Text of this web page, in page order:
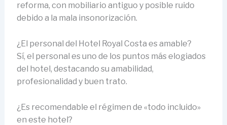
reforma, con mobiliario antiguo y posible ruido
debido a la mala insonorización.
¿El personal del Hotel Royal Costa es amable?
Sí, el personal es uno de los puntos más elogiados
del hotel, destacando su amabilidad,
profesionalidad y buen trato.
¿Es recomendable el régimen de «todo incluido»
en este hotel?